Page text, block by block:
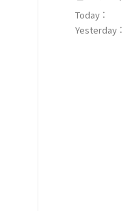
Today :
Yesterday :